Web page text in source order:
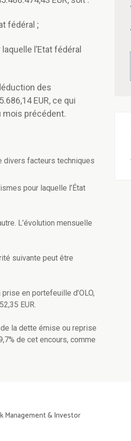
fédéral ;
l’Etat fédéral
des
EUR, ce qui
mois précédent.
divers facteurs techniques
pour laquelle l’État
L’évolution mensuelle
suivante peut être
en portefeuille d’OLO,
EUR.
la dette émise ou reprise
de cet encours, comme
Management & Investor